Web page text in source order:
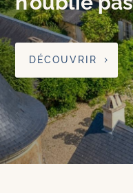
DÉCOUVRIR